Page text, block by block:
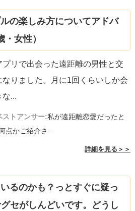
の楽しみ方についてアドバ
女性）
プリで出会った遠距離の男性と交
なりました。月に1回くらいしか会
な...
ストアンサー:私が遠距離恋愛だったと
点かご紹介さ...
詳細を見る＞＞
るのかも？っとすぐに疑っ
セがしんどいです。どうし